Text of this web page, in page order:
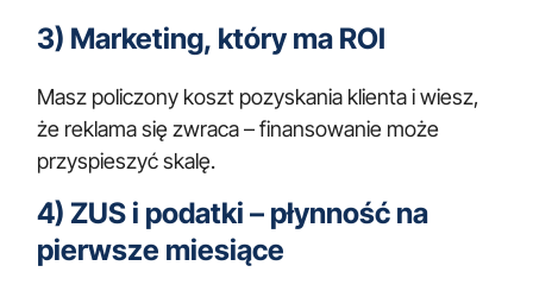
3) Marketing, który ma ROI
Masz policzony koszt pozyskania klienta i wiesz,
że reklama się zwraca – finansowanie może
przyspieszyć skalę.
4) ZUS i podatki – płynność na
pierwsze miesiące